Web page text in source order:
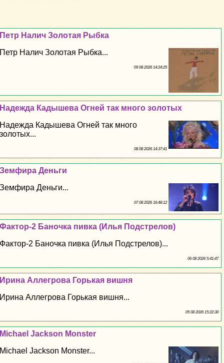
Петр Налич Золотая Рыбка
Петр Налич Золотая Рыбка...
09 08 2026 14:24:25
Надежда Кадышева Огней так много золотых
Надежда Кадышева Огней так много
золотых...
08 08 2026 14:37:41
Земфира Деньги
Земфира Деньги...
07 08 2026 16:48:12
Фактор-2 Баночка пивка (Илья Подстрелов)
Фактор-2 Баночка пивка (Илья Подстрелов)...
06 08 2026 5:41:47
Ирина Аллегрова Горькая вишня
Ирина Аллегрова Горькая вишня...
05 08 2026 15:22:30
Michael Jackson Monster
Michael Jackson Monster...